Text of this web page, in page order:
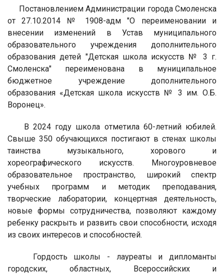
Постановлением Администрации города Смоленска
от 27.10.2014 № 1908-адм "О переименовании и
внесении изменений в Устав муниципального
образовательного учреждения дополнительного
образования детей "Детская школа искусств № 3 г.
Смоленска" переименована в муниципальное
бюджетное учреждение дополнительного
образования «Детская школа искусств № 3 им. О.Б.
Воронец».
В 2024 году школа отметила 60-летний юбилей.
Свыше 350 обучающихся постигают в стенах школы
таинства музыкального, хорового и
хореографического искусств. Многоуровневое
образовательное пространство, широкий спектр
учебных программ и методик преподавания,
творческие лаборатории, концертная деятельность,
новые формы сотрудничества, позволяют каждому
ребенку раскрыть и развить свои способности, исходя
из своих интересов и способностей.
Гордость школы - лауреаты и дипломанты
городских, областных, Всероссийских и